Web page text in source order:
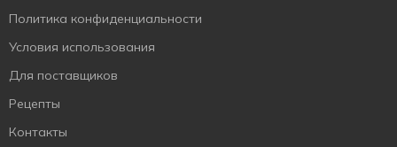
Политика конфиденциальности
Условия использования
Для поставщиков
Рецепты
Контакты